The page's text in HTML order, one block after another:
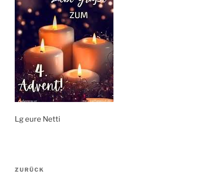
Lg eure Netti
Beitragsnavigation
Vorheriger
ZURÜCK